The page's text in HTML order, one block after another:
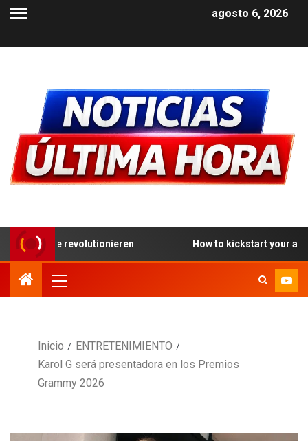
agosto 6, 2026
How to kickstart your adventure at the
Inicio
ENTRETENIMIENTO
Karol G será presentadora en los Premios
Grammy 2026